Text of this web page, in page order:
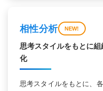
相性分析 NEW!
思考スタイルをもとに
化
思考スタイルをもとに、